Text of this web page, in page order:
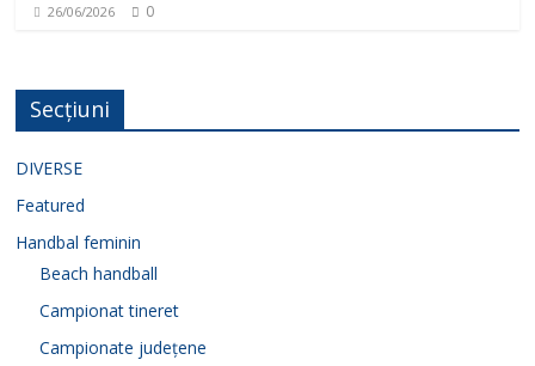
26/06/2026 0
Secțiuni
DIVERSE
Featured
Handbal feminin
Beach handball
Campionat tineret
Campionate județene